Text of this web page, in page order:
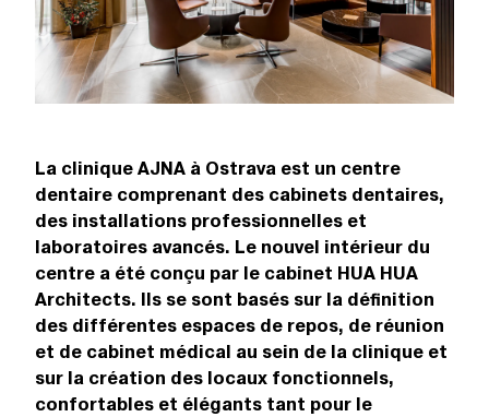
La clinique AJNA à Ostrava est un centre
dentaire comprenant des cabinets dentaires,
des installations professionnelles et
laboratoires avancés. Le nouvel intérieur du
centre a été conçu par le cabinet HUA HUA
Architects. Ils se sont basés sur la définition
des différentes espaces de repos, de réunion
et de cabinet médical au sein de la clinique et
sur la création des locaux fonctionnels,
confortables et élégants tant pour le